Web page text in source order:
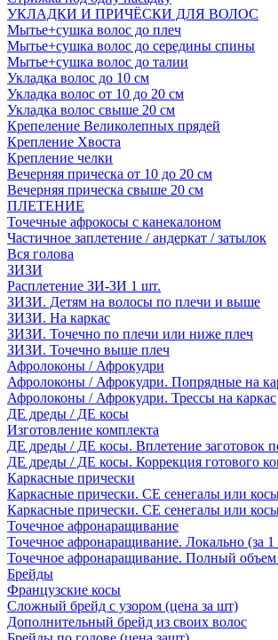
УКЛАДКИ И ПРИЧЁСКИ ДЛЯ ВОЛОС
Мытье+сушка волос до плеч
Мытье+сушка волос до середины спины
Мытье+сушка волос до талии
Укладка волос до 10 см
Укладка волос от 10 до 20 см
Укладка волос свыше 20 см
Крепеление Великолепных прядей
Крепление Хвоста
Крепление челки
Вечерняя прическа от 10 до 20 см
Вечерняя прическа свыше 20 см
ПЛЕТЕНИЕ
Точечные афрокосы с канекалоном
Частичное заплетение / андеркат / затылок
Вся голова
ЗИЗИ
Расплетение ЗИ-ЗИ 1 шт.
ЗИЗИ. Детям на волосы по плечи и выше
ЗИЗИ. На каркас
ЗИЗИ. Точечно по плечи или ниже плеч
ЗИЗИ. Точечно выше плеч
Афролоконы / Афрокудри
Афролоконы / Афрокудри. Попрядные на
Афролоконы / Афрокудри. Трессы на каркас
ДЕ дреды / ДЕ косы
Изготовление комплекта
ДЕ дреды / ДЕ косы. Вплетение заготовок
ДЕ дреды / ДЕ косы. Коррекция готового
Каркасные прически
Каркасные прически. СЕ сенегалы или
Каркасные прически. СЕ сенегалы или
Точечное афронаращивание
Точечное афронаращивание. Локально (за
Точечное афронаращивание. Полный объем
Брейды
Французские косы
Сложный брейд с узором (цена за шт)
Дополнительный брейд из своих волос